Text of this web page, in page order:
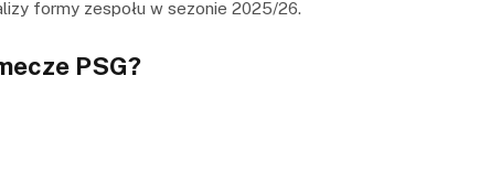
formy zespołu w sezonie 2025/26.
PSG?